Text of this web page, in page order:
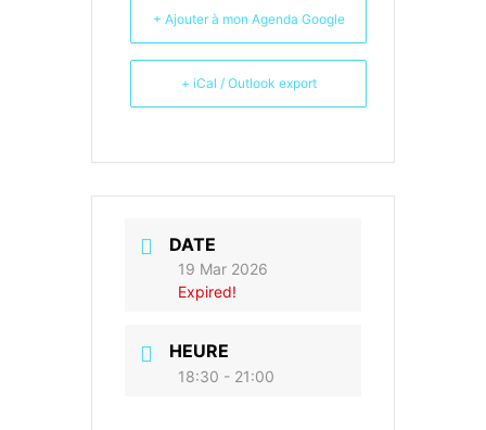
+ Ajouter à mon Agenda Google
+ iCal / Outlook export
DATE
19 Mar 2026
Expired!
HEURE
18:30 - 21:00